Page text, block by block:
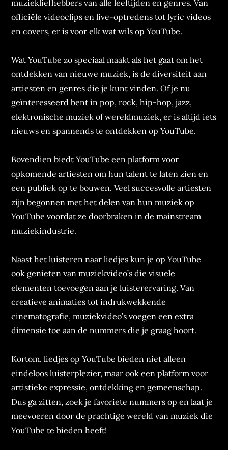
muziekliefhebbers van alle leeftijden en genres. Van
officiële videoclips en live-optredens tot lyric videos
en covers, er is voor elk wat wils op YouTube.
Wat YouTube zo speciaal maakt als het gaat om het
ontdekken van nieuwe muziek, is de diversiteit aan
artiesten en genres die je kunt vinden. Of je nu
geïnteresseerd bent in pop, rock, hip-hop, jazz,
elektronische muziek of wereldmuziek, er is altijd iets
nieuws en spannends te ontdekken op YouTube.
Bovendien biedt YouTube een platform voor
opkomende artiesten om hun talent te laten zien en
een publiek op te bouwen. Veel succesvolle artiesten
zijn begonnen met het delen van hun muziek op
YouTube voordat ze doorbraken in de mainstream
muziekindustrie.
Naast het luisteren naar liedjes kun je op YouTube
ook genieten van muziekvideo’s die visuele
elementen toevoegen aan je luisterervaring. Van
creatieve animaties tot indrukwekkende
cinematografie, muziekvideo’s voegen een extra
dimensie toe aan de nummers die je graag hoort.
Kortom, liedjes op YouTube bieden niet alleen
eindeloos luisterplezier, maar ook een platform voor
artistieke expressie, ontdekking en gemeenschap.
Dus ga zitten, zoek je favoriete nummers op en laat je
meevoeren door de prachtige wereld van muziek die
YouTube te bieden heeft!